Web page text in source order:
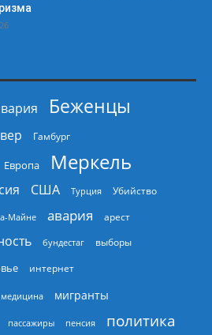
Беженцы
Гамбург
Европа Меркель
США Турция Убийство
Майне авария арест
бундестаг выборы
интернет
медицина
мигранты
пассажиры пенсия политика